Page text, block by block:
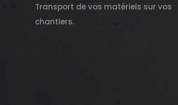
Transport de vos matériels sur vos
chantiers.